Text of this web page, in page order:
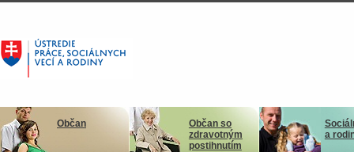
Občan
Občan so
zdravotným
postihnutím
a